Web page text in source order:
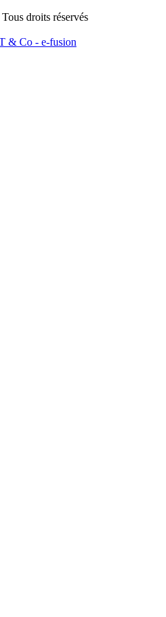
droits réservés
& Co - e-fusion